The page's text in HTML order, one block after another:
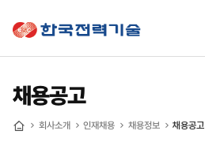
채용공고
회사소개 인재채용 채용정보 채용공고